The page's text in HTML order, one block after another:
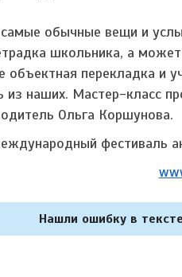
обычные вещи и
школьника, а
объектная перекладка и
из наших. Мастер-класс
Ольга Коршунова.
фестиваль
Нашли ошибку в